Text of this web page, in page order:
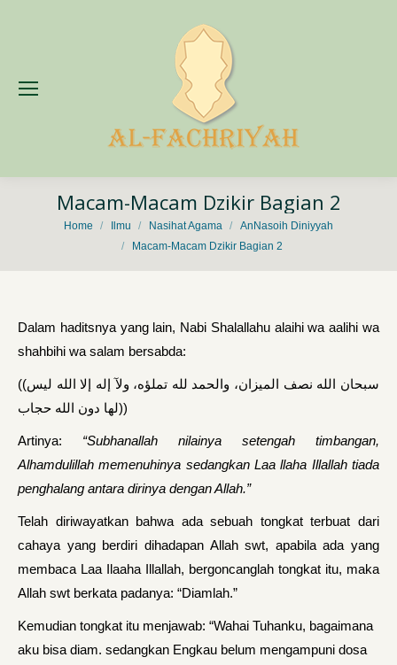
Macam-Macam Dzikir Bagian 2
You are here:
Home Ilmu Nasihat Agama
AnNasoih Diniyyah
Macam-Macam Dzikir Bagian 2
Dalam haditsnya yang lain, Nabi Shalallahu alaihi wa aalihi wa
shahbihi wa salam bersabda:
((سبحان الله نصف الميزان، والحمد لله تملؤه، ولآ إله إلا الله ليس
لها دون الله حجاب))
Artinya: “Subhanallah nilainya setengah timbangan,
Alhamdulillah memenuhinya sedangkan Laa llaha Illallah tiada
penghalang antara dirinya dengan Allah.”
Telah diriwayatkan bahwa ada sebuah tongkat terbuat dari
cahaya yang berdiri dihadapan Allah swt, apabila ada yang
membaca Laa Ilaaha Illallah, bergoncanglah tongkat itu, maka
Allah swt berkata padanya: “Diamlah.”
Kemudian tongkat itu menjawab: “Wahai Tuhanku, bagaimana
aku bisa diam. sedangkan Engkau belum mengampuni dosa